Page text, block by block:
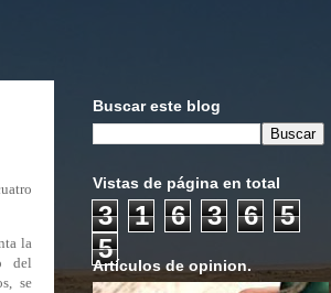
la
del
se
Buscar este blog
Vistas de página en total
3 1 6 3 6
5
5
Artículos de opinion.